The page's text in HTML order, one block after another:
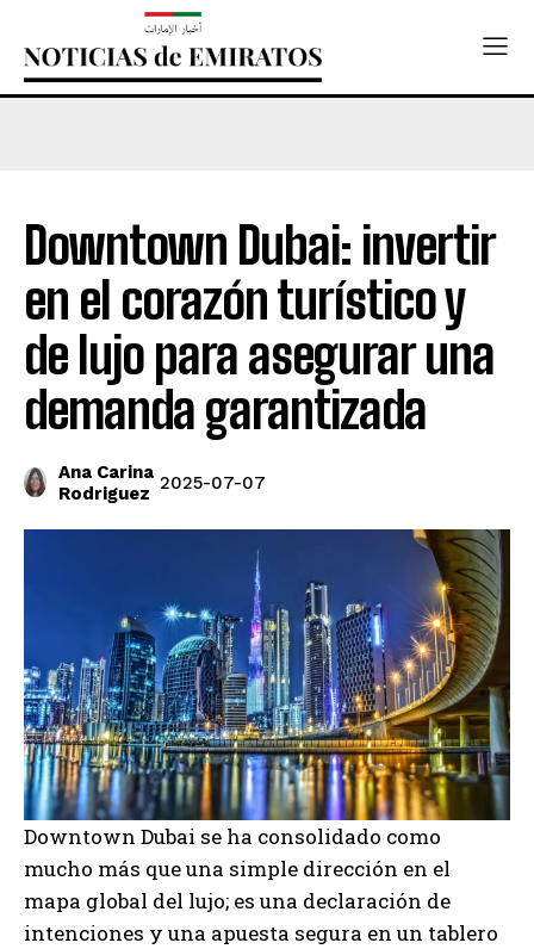
Downtown Dubai: invertir
en el corazón turístico y
de lujo para asegurar una
demanda garantizada
Ana Carina
Rodriguez 2025-07-07
Downtown Dubai se ha consolidado como
mucho más que una simple dirección en el
mapa global del lujo; es una declaración de
intenciones y una apuesta segura en un tablero